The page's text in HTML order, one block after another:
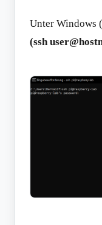
Unter Windows
(ssh